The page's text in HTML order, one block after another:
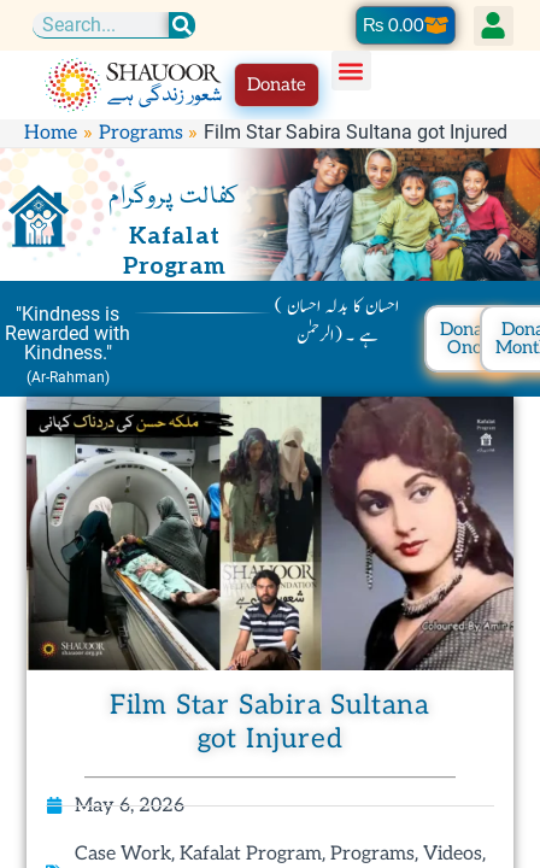
content
Search ₨0.00Cart
Donate
Home Programs Film Star Sabira Sultana got Injured
کفالت پروگرام
Kafalat
Program
"Kindness is
Rewarded with
Kindness."
(Ar-Rahman)
( احسان کا بدلہ احسان
ہے ۔ (الرحمٰن
Donate
Once
Film Star Sabira Sultana
got Injured
May 6, 2026
Case Work,Kafalat Program,Programs,Videos,